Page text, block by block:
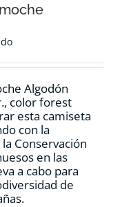
se
Algodón
color forest
esta camiseta
con la
Conservación
en las
a cabo para
de